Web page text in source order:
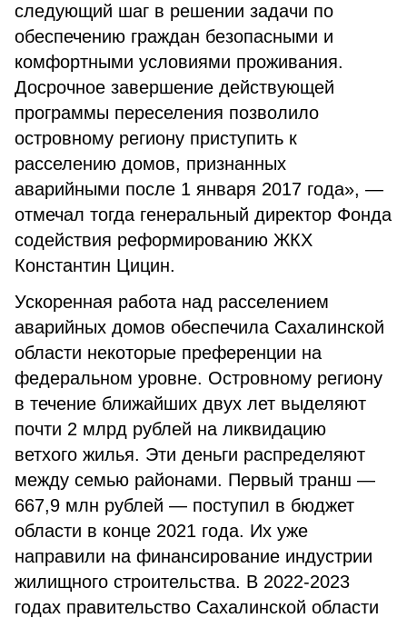
следующий шаг в решении задачи по
обеспечению граждан безопасными и
комфортными условиями проживания.
Досрочное завершение действующей
программы переселения позволило
островному региону приступить к
расселению домов, признанных
аварийными после 1 января 2017 года», —
отмечал тогда генеральный директор Фонда
содействия реформированию ЖКХ
Константин Цицин.
Ускоренная работа над расселением
аварийных домов обеспечила Сахалинской
области некоторые преференции на
федеральном уровне. Островному региону
в течение ближайших двух лет выделяют
почти 2 млрд рублей на ликвидацию
ветхого жилья. Эти деньги распределяют
между семью районами. Первый транш —
667,9 млн рублей — поступил в бюджет
области в конце 2021 года. Их уже
направили на финансирование индустрии
жилищного строительства. В 2022-2023
годах правительство Сахалинской области